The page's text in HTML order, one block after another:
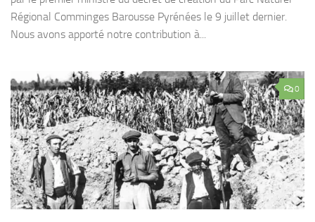
Régional Comminges Barousse Pyrénées le 9 juillet dernier.
Nous avons apporté notre contribution à...
0